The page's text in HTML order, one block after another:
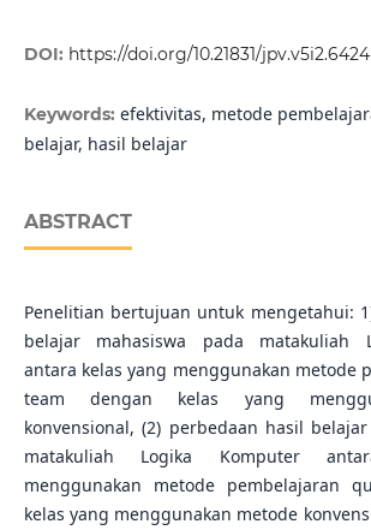
DOI: https://doi.org/10.21831/jpv.v5i2.6424
Keywords: efektivitas, metode
belajar, hasil belajar
ABSTRACT
Penelitian bertujuan untuk mengetahui:
belajar mahasiswa pada matakuliah
antara kelas yang menggunakan metode
team dengan kelas yang
konvensional, (2) perbedaan hasil
matakuliah Logika Komputer
menggunakan metode pembelajaran
kelas yang menggunakan metode